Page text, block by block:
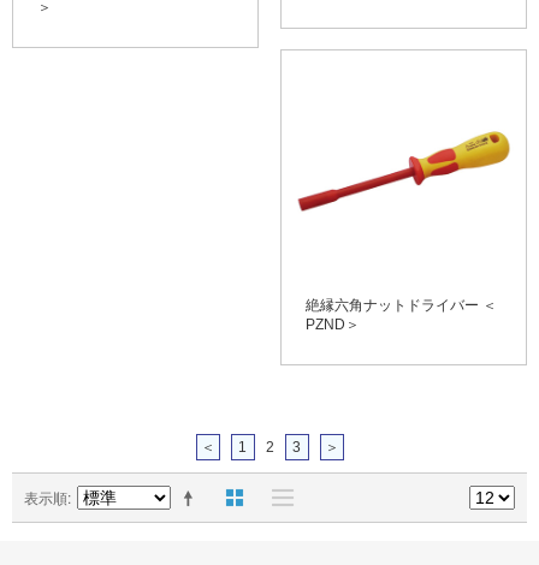
＞
絶縁六角ナットドライバー ＜
PZND＞
＜ 1 2 3 ＞
表示順